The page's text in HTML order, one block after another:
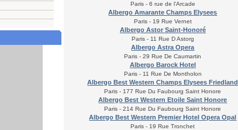
Paris - 6 rue de l'Arcade
Albergo Amarante Champs Elysees
Paris - 19 Rue Vernet
Albergo Astor Saint-Honoré
Paris - 11 Rue D Astorg
Albergo Astra Opera
Paris - 29 Rue De Caumartin
Albergo Barock Hotel
Paris - 11 Rue De Montholon
Albergo Best Western Champs Elysees Friedland
Paris - 177 Rue Du Faubourg Saint Honore
Albergo Best Western Etoile Saint Honore
Paris - 214 Rue Du Faubourg Saint Honore
Albergo Best Western Premier Hotel Opera Opal
Paris - 19 Rue Tronchet